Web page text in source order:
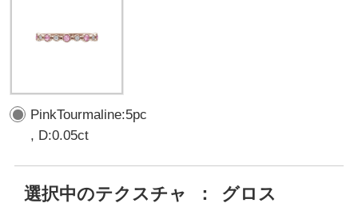
PinkTourmaline:5pc
, D:0.05ct
選択中のテクスチャ ： グロス